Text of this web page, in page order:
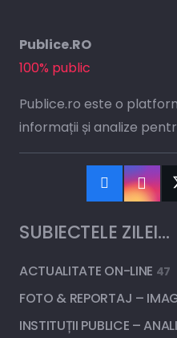
Publice.RO
100% public
Publice.ro este o
informații și analize
SUBIECTELE ZILEI…
ACTUALITATE ON-LINE 47
FOTO & REPORTAJ –
INSTITUȚII PUBLICE –